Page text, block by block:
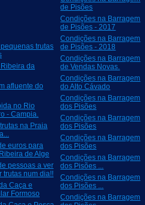
trutas
da
afluente do
no Rio
- Campia.
na Praia
euros para
de Alge
pessoas a ver
trutas num dia!!
Caça e
Formoso
de Pisões
Condições na Barragem
de Pisões - 2017
Condições na Barragem
de Pisões - 2018
Condições na Barragem
de Vendas Novas.
Condições na Barragem
do Alto Cávado
Condições na Barragem
dos Pisões
Condições na Barragem
dos Pisões
Condições na Barragem
dos Pisões
Condições na Barragem
dos Pisões ...
Condições na Barragem
dos Pisões ...
Condições na Barragem